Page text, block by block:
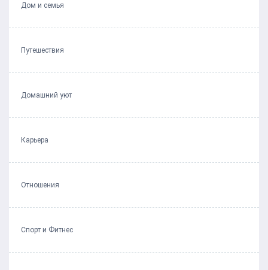
Дом и семья
Путешествия
Домашний уют
Карьера
Отношения
Спорт и Фитнес